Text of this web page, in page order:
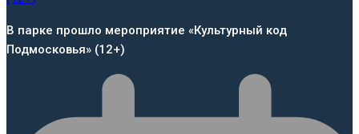
В парке прошло мероприятие «Культурный код
Подмосковья» (12+)